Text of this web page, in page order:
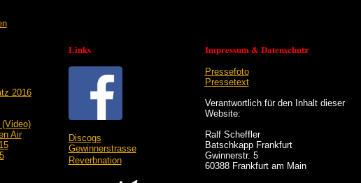
Links Impressum & Datenschutz
2016
Air
Discogs
Gewinnerstrasse
Reverbnation
Pressefoto
Pressetext
Verantwortlich für den Inhalt dieser
Website:
Ralf Scheffler
Batschkapp Frankfurt
Gwinnerstr. 5
60388 Frankfurt am Main